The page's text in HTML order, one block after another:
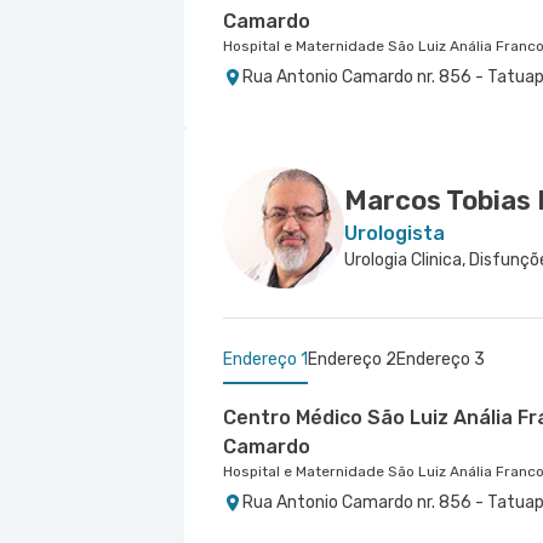
Camardo
Hospital e Maternidade São Luiz Anália Franco
Rua Antonio Camardo nr. 856 -
Marcos Tobias
Urologista
Endereço 1 Endereço 2Endereço 3
Centro Médico São Luiz Anália
Camardo
Hospital e Maternidade São Luiz Anália Franco
Rua Antonio Camardo nr. 856 -